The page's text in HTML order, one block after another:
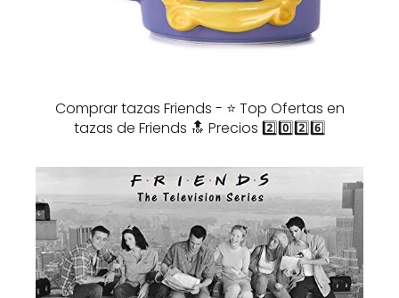
Comprar tazas Friends - ⭐️ Top Ofertas en
tazas de Friends 🔝 Precios 2️⃣0️⃣2️⃣6️⃣